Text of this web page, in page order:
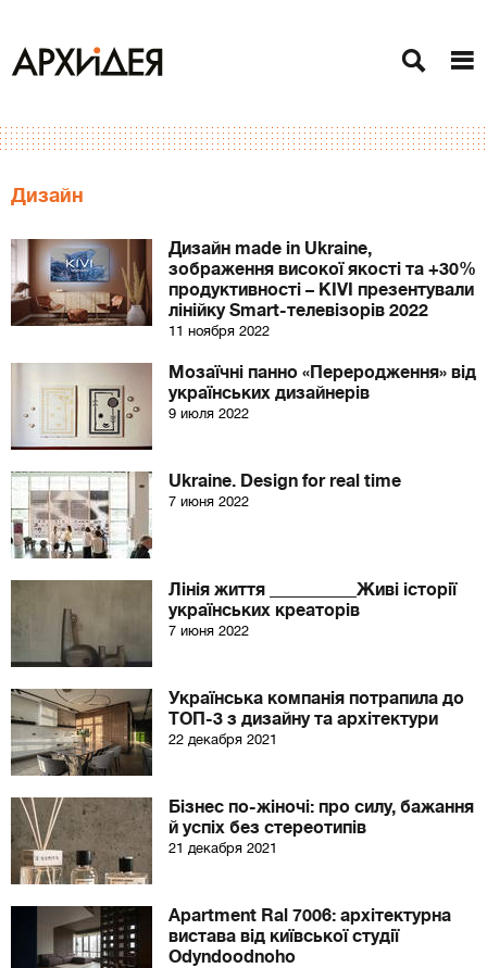
Дизайн
Дизайн made in Ukraine,
зображення високої якості та +30%
продуктивності – KIVI презентували
лінійку Smart-телевізорів 2022
11 ноября 2022
Мозаїчні панно «Переродження» від
українських дизайнерів
9 июля 2022
Ukraine. Design for real time
7 июня 2022
Лінія життя __________Живі історії
українських креаторів
7 июня 2022
Українська компанія потрапила до
ТОП-3 з дизайну та архітектури
22 декабря 2021
Бізнес по-жіночі: про силу, бажання
й успіх без стереотипів
21 декабря 2021
Apartment Ral 7006: архітектурна
вистава від київської студії
Odyndoodnoho